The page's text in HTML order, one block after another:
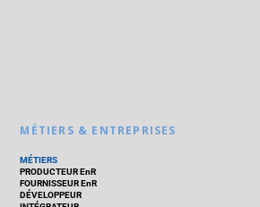
MÉTIERS & ENTREPRISES
MÉTIERS
PRODUCTEUR EnR
FOURNISSEUR EnR
DÉVELOPPEUR